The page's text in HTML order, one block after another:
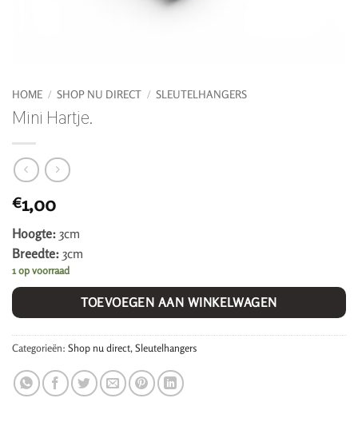
HOME / SHOP NU DIRECT / SLEUTELHANGERS
Mini Hartje.
€1,00
Hoogte: 3cm
Breedte: 3cm
1 op voorraad
TOEVOEGEN AAN WINKELWAGEN
Categorieën: Shop nu direct, Sleutelhangers